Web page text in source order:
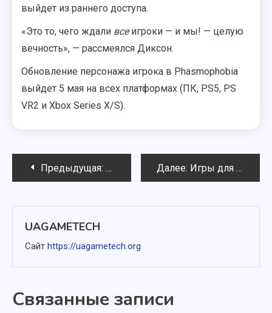
выйдет из раннего доступа.
«Это то, чего ждали всеигроки — и мы! — целую
вечность», — рассмеялся Диксон.
Обновление персонажа игрока в Phasmophobia
выйдет 5 мая на всех платформах (ПК, PS5, PS
VR2 и Xbox Series X/S).
Навигация
записям
Предыдущая: Герои Меча и Магии: Древняя Эра.
Далее: Игры для Nintendo Switch 2: Даты выхода на 2026 год и далее
UAGAMETECH
Сайт https://uagametech.org
Связанные записи